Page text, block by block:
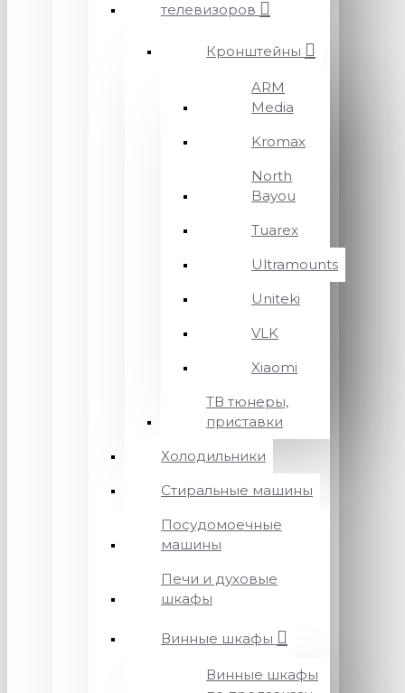
телевизоров
Кронштейны
ARM
Media
Kromax
North
Bayou
Tuarex
Ultramounts
Uniteki
VLK
Xiaomi
ТВ тюнеры,
приставки
Холодильники
Стиральные машины
Посудомоечные
машины
Печи и духовые
шкафы
Винные шкафы
Винные шкафы